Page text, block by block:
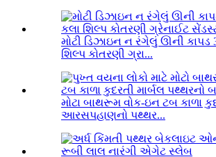
મોટી ડિઝાઇન ન રંગેલું ઊની કાપડ
શિલ્પ કોતરણી ગ્રા...
મોટા બાથરૂમ વોક-ઇન ટબ કાળા
આરસપહાણનો પથ્થર...